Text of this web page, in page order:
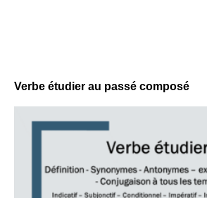
Verbe étudier au passé composé